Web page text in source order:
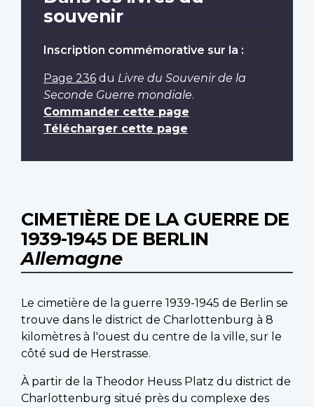
souvenir
Inscription commémorative sur la :
Page 236 du Livre du Souvenir de la
Seconde Guerre mondiale.
Commander cette page
Télécharger cette page
CIMETIÈRE DE LA GUERRE DE
1939-1945 DE BERLIN
Allemagne
Le cimetière de la guerre 1939-1945 de Berlin se
trouve dans le district de Charlottenburg à 8
kilomètres à l'ouest du centre de la ville, sur le
côté sud de Herstrasse.
À partir de la Theodor Heuss Platz du district de
Charlottenburg situé près du complexe des